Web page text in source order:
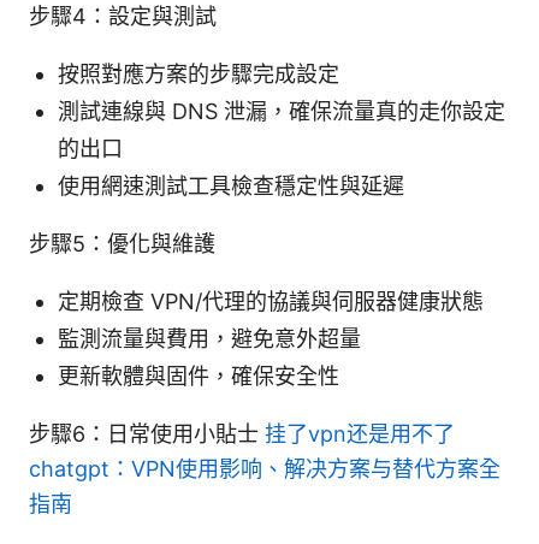
步驟4：設定與測試
按照對應方案的步驟完成設定
測試連線與 DNS 泄漏，確保流量真的走你設定
的出口
使用網速測試工具檢查穩定性與延遲
步驟5：優化與維護
定期檢查 VPN/代理的協議與伺服器健康狀態
監測流量與費用，避免意外超量
更新軟體與固件，確保安全性
步驟6：日常使用小貼士 挂了vpn还是用不了
chatgpt：VPN使用影响、解决方案与替代方案全
指南